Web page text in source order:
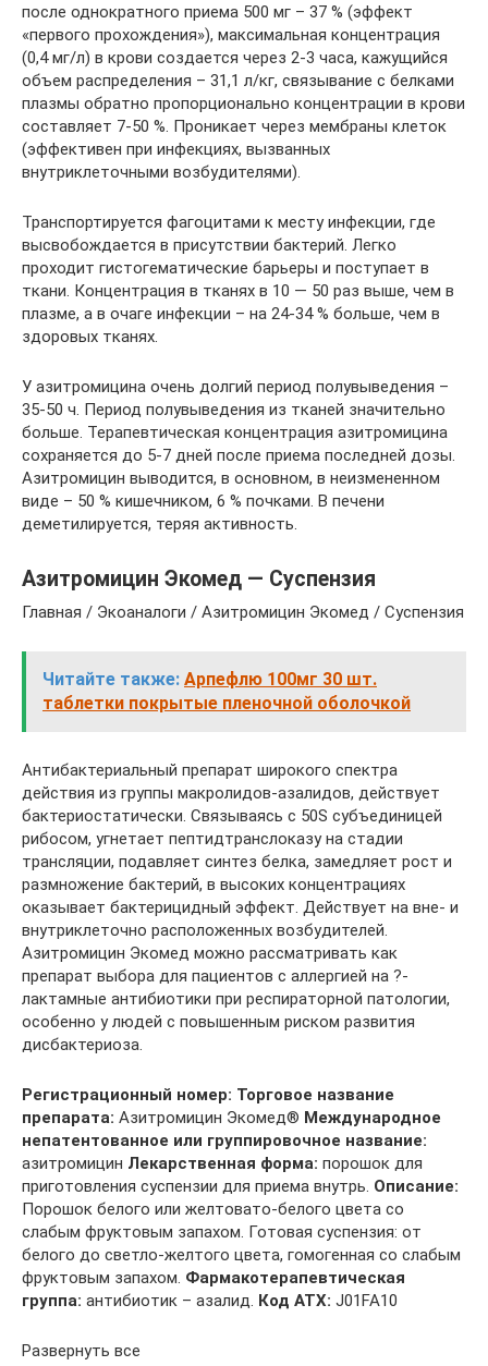
после однократного приема 500 мг – 37 % (эффект
«первого прохождения»), максимальная концентрация
(0,4 мг/л) в крови создается через 2-3 часа, кажущийся
объем распределения – 31,1 л/кг, связывание с белками
плазмы обратно пропорционально концентрации в крови
cоставляет 7-50 %. Проникает через мембраны клеток
(эффективен при инфекциях, вызванных
внутриклеточными возбудителями).
Транспортируется фагоцитами к месту инфекции, где
высвобождается в присутствии бактерий. Легко
проходит гистогематические барьеры и поступает в
ткани. Концентрация в тканях в 10 — 50 раз выше, чем в
плазме, а в очаге инфекции – на 24-34 % больше, чем в
здоровых тканях.
У азитромицина очень долгий период полувыведения –
35-50 ч. Период полувыведения из тканей значительно
больше. Терапевтическая концентрация азитромицина
сохраняется до 5-7 дней после приема последней дозы.
Азитромицин выводится, в основном, в неизмененном
виде – 50 % кишечником, 6 % почками. В печени
деметилируется, теряя активность.
Азитромицин Экомед — Суспензия
Главная / Экоаналоги / Азитромицин Экомед / Суспензия
Читайте также: Арпефлю 100мг 30 шт.
таблетки покрытые пленочной оболочкой
Антибактериальный препарат широкого спектра
действия из группы макролидов-азалидов, действует
бактериостатически. Связываясь с 50S субъединицей
рибосом, угнетает пептидтранслоказу на стадии
трансляции, подавляет синтез белка, замедляет рост и
размножение бактерий, в высоких концентрациях
оказывает бактерицидный эффект. Действует на вне- и
внутриклеточно расположенных возбудителей.
Азитромицин Экомед можно рассматривать как
препарат выбора для пациентов с аллергией на ?-
лактамные антибиотики при респираторной патологии,
особенно у людей с повышенным риском развития
дисбактериоза.
Регистрационный номер: Торговое название
препарата: Азитромицин Экомед® Международное
непатентованное или группировочное название:
азитромицин Лекарственная форма: порошок для
приготовления суспензии для приема внутрь. Описание:
Порошок белого или желтовато-белого цвета со
слабым фруктовым запахом. Готовая суспензия: от
белого до светло-желтого цвета, гомогенная со слабым
фруктовым запахом. Фармакотерапевтическая
группа: антибиотик – азалид. Код АТХ: J01FA10
Развернуть все